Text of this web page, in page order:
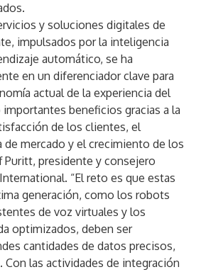
y soluciones digitales de
impulsados por la inteligencia
automático, se ha
en un diferenciador clave para
actual de la experiencia del
beneficios gracias a la
de los clientes, el
de mercado y el crecimiento de los
Puritt, presidente y consejero
“El reto es que estas
generación, como los robots
de voz virtuales y los
optimizados, deben ser
cantidades de datos precisos,
Con las actividades de integración